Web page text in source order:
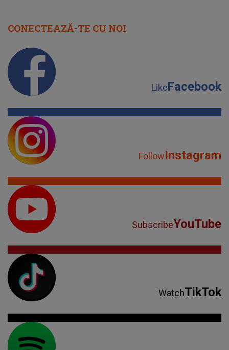
CONECTEAZĂ-TE CU NOI
LikeFacebook
FollowInstagram
SubscribeYouTube
WatchTikTok